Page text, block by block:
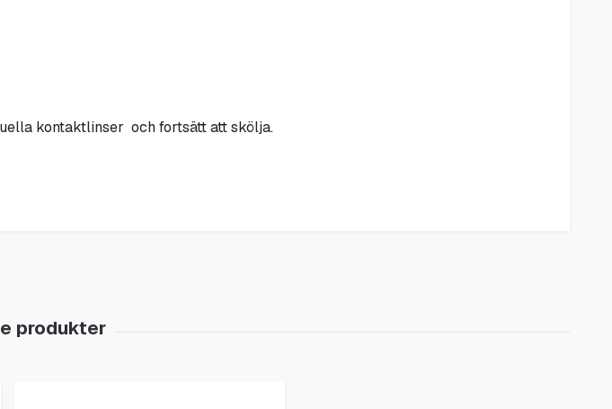
kontaktlinser och fortsätt att skölja.